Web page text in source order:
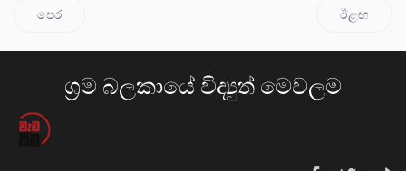
පෙර ඊළඟ
ශ්‍රම බලකායේ විද්‍යුත් මෙවලම